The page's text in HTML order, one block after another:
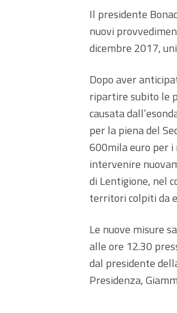
Il presidente
nuovi
dicembre 2017,
Dopo aver
ripartire subito le
causata
per la piena del
600mila euro per i
intervenire
di Lentigione, nel
territori colpiti da
Le nuove misure
alle ore 12.30
dal presidente
Presidenza,